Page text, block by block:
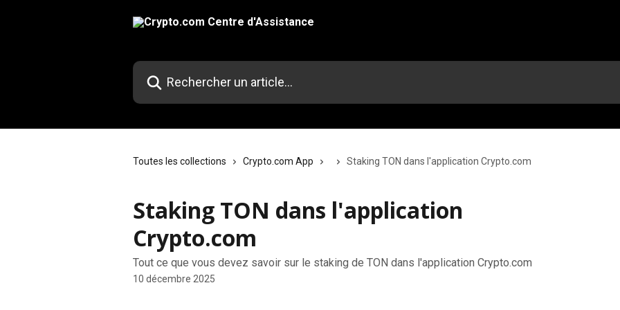
Rechercher un article...
Toutes les collections Crypto.com App Staking TON dans l'application Crypto.com
Staking TON dans l'application
Crypto.com
Tout ce que vous devez savoir sur le staking de TON dans l'application Crypto.com
10 décembre 2025